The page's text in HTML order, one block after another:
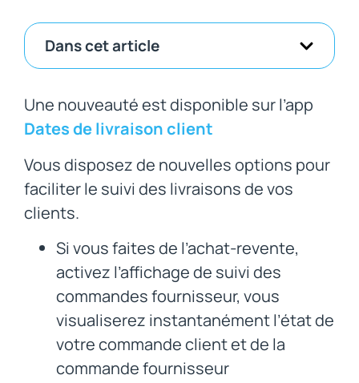
Dans cet article
Une nouveauté est disponible sur l’app
Dates de livraison client
Vous disposez de nouvelles options pour
faciliter le suivi des livraisons de vos
clients.
Si vous faites de l’achat-revente,
activez l’affichage de suivi des
commandes fournisseur, vous
visualiserez instantanément l’état de
votre commande client et de la
commande fournisseur